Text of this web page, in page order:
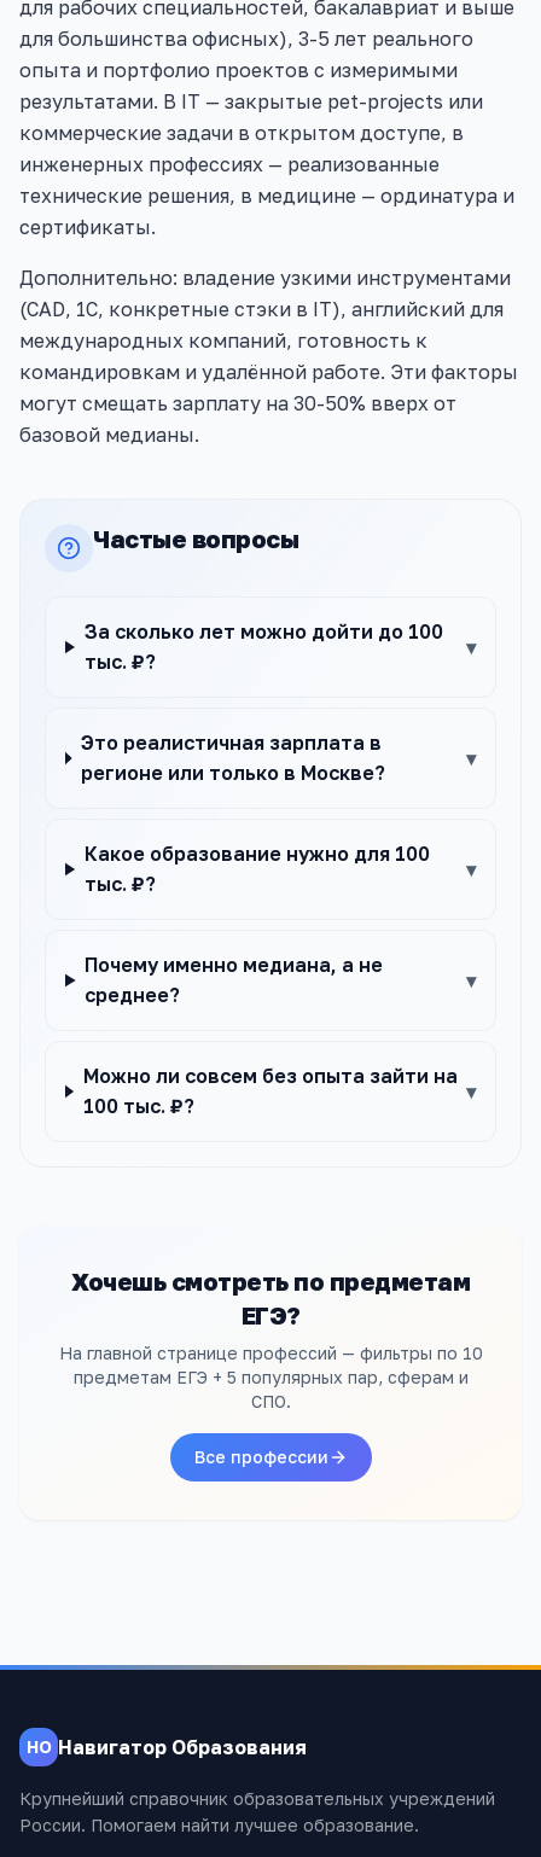
для рабочих специальностей, бакалавриат и выше
для большинства офисных), 3-5 лет реального
опыта и портфолио проектов с измеримыми
результатами. В IT — закрытые pet-projects или
коммерческие задачи в открытом доступе, в
инженерных профессиях — реализованные
технические решения, в медицине — ординатура и
сертификаты.
Дополнительно: владение узкими инструментами
(CAD, 1С, конкретные стэки в IT), английский для
международных компаний, готовность к
командировкам и удалённой работе. Эти факторы
могут смещать зарплату на 30-50% вверх от
базовой медианы.
Частые вопросы
За сколько лет можно дойти до 100
тыс. ₽?
▾
Это реалистичная зарплата в
регионе или только в Москве?
▾
Какое образование нужно для 100
тыс. ₽?
▾
Почему именно медиана, а не
среднее?
▾
Можно ли совсем без опыта зайти на
100 тыс. ₽?
▾
Хочешь смотреть по предметам
ЕГЭ?
На главной странице профессий — фильтры по 10
предметам ЕГЭ + 5 популярных пар, сферам и
СПО.
Все профессии
НО Навигатор Образования
Крупнейший справочник образовательных учреждений
России. Помогаем найти лучшее образование.